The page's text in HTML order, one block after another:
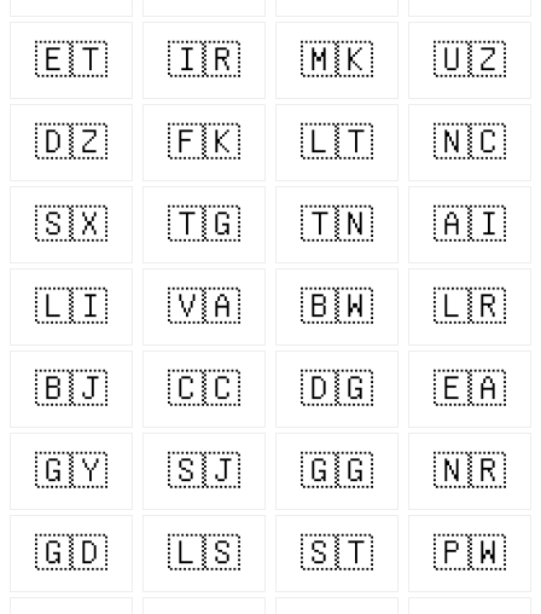
🇪🇹 🇮🇷 🇲🇰 🇺🇿
🇩🇿 🇫🇰 🇱🇹 🇳🇨
🇸🇽 🇹🇬 🇹🇳 🇦🇮
🇱🇮 🇻🇦 🇧🇼 🇱🇷
🇧🇯 🇨🇨 🇩🇬 🇪🇦
🇬🇾 🇸🇯 🇬🇬 🇳🇷
🇬🇩 🇱🇸 🇸🇹 🇵🇼